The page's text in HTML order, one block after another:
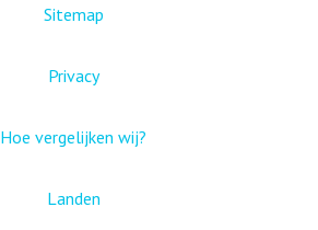
Sitemap
Privacy
Hoe vergelijken wij?
Landen